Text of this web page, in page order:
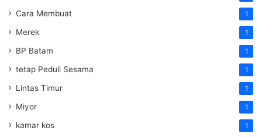
Cara Membuat 1
Merek 1
BP Batam 1
tetap Peduli Sesama 1
Lintas Timur 1
Miyor 1
kamar kos 1